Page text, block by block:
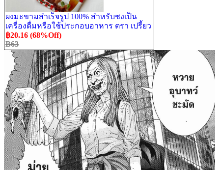
ผงมะขามสำเร็จรูป 100% สำหรับชงเป็น
เครื่องดื่มหรือใช้ประกอบอาหาร ตรา เปรี้ยว
หอมดี
฿20.16 (68%Off)
B63